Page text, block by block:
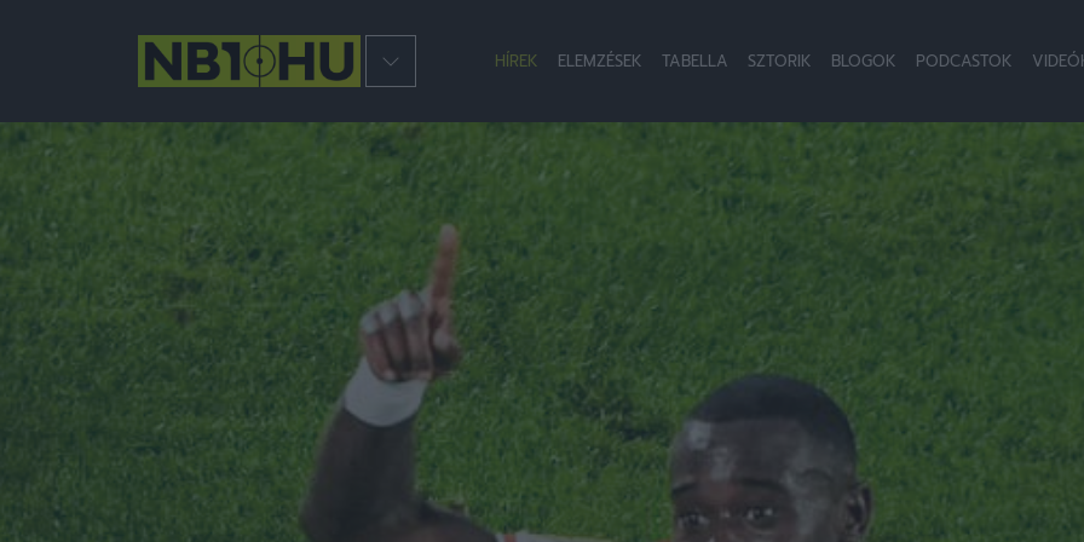
HÍREK ELEMZÉSEK TABELLA SZTORIK BLOGOK PODCASTOK